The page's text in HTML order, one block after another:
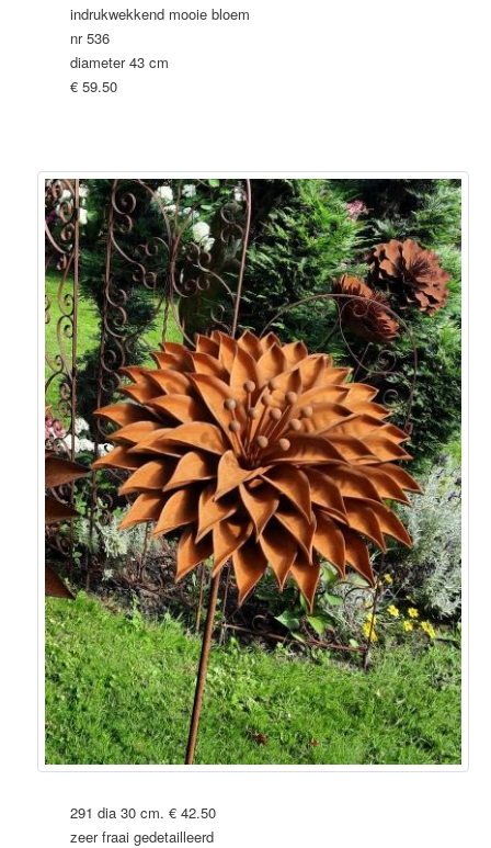
indrukwekkend mooie bloem
nr 536
diameter 43 cm
€ 59.50
291 dia 30 cm. € 42.50
zeer fraai gedetailleerd